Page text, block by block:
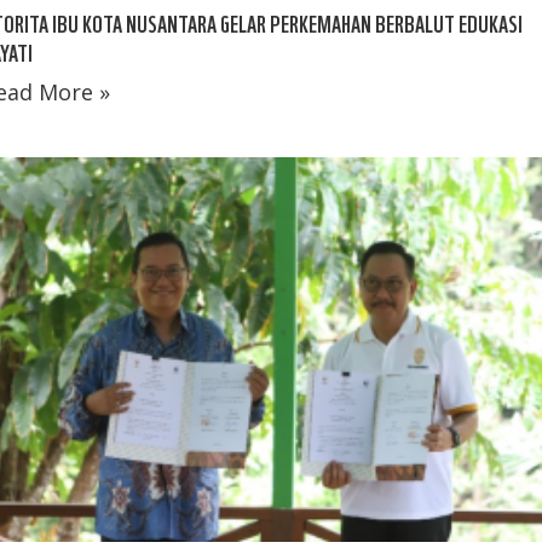
IBU KOTA NUSANTARA GELAR PERKEMAHAN BERBALUT EDUKASI
More »